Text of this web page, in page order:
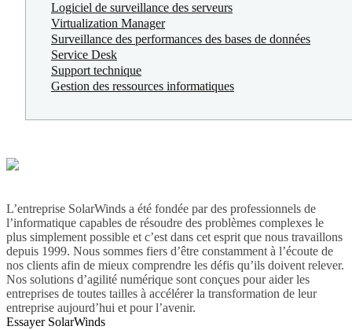
Logiciel de surveillance des serveurs
Virtualization Manager
Surveillance des performances des bases de données
Service Desk
Support technique
Gestion des ressources informatiques
L’entreprise SolarWinds a été fondée par des professionnels de
l’informatique capables de résoudre des problèmes complexes le
plus simplement possible et c’est dans cet esprit que nous travaillons
depuis 1999. Nous sommes fiers d’être constamment à l’écoute de
nos clients afin de mieux comprendre les défis qu’ils doivent relever.
Nos solutions d’agilité numérique sont conçues pour aider les
entreprises de toutes tailles à accélérer la transformation de leur
entreprise aujourd’hui et pour l’avenir.
Essayer SolarWinds